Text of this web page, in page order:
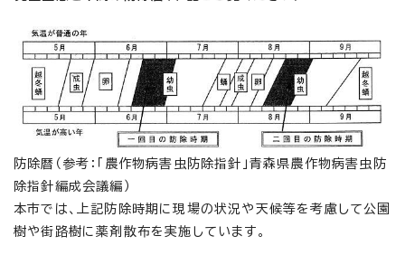
防除暦（参考：「農作物病害虫防除指針」青森県農作物病害虫防
除指針編成会議編）
本市では、上記防除時期に現場の状況や天候等を考慮して公園
樹や街路樹に薬剤散布を実施しています。